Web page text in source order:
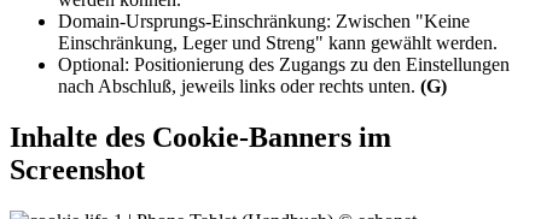
Domain-Ursprungs-Einschränkung: Zwischen "Keine
Einschränkung, Leger und Streng" kann gewählt werden.
Optional: Positionierung des Zugangs zu den Einstellungen
nach Abschluß, jeweils links oder rechts unten. (G)
Inhalte des Cookie-Banners im
Screenshot